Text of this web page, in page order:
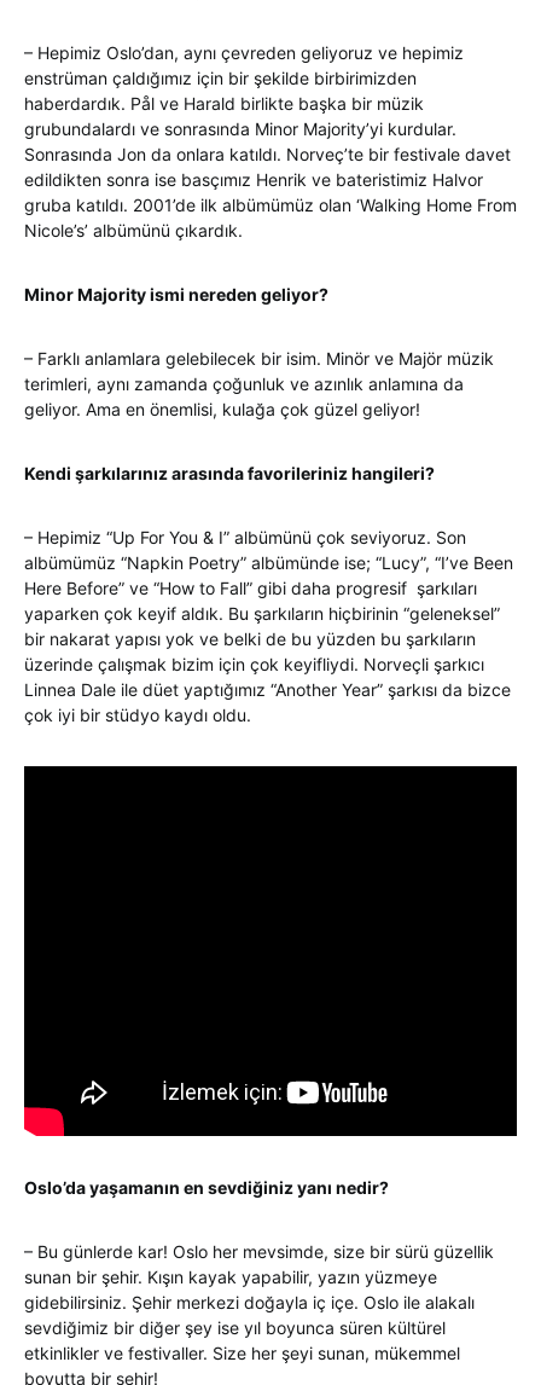
– Hepimiz Oslo’dan, aynı çevreden geliyoruz ve hepimiz
enstrüman çaldığımız için bir şekilde birbirimizden
haberdardık. Pål ve Harald birlikte başka bir müzik
grubundalardı ve sonrasında Minor Majority’yi kurdular.
Sonrasında Jon da onlara katıldı. Norveç’te bir festivale davet
edildikten sonra ise basçımız Henrik ve bateristimiz Halvor
gruba katıldı. 2001’de ilk albümümüz olan ‘Walking Home From
Nicole’s’ albümünü çıkardık.
Minor Majority ismi nereden geliyor?
– Farklı anlamlara gelebilecek bir isim. Minör ve Majör müzik
terimleri, aynı zamanda çoğunluk ve azınlık anlamına da
geliyor. Ama en önemlisi, kulağa çok güzel geliyor!
Kendi şarkılarınız arasında favorileriniz hangileri?
– Hepimiz “Up For You & I” albümünü çok seviyoruz. Son
albümümüz “Napkin Poetry” albümünde ise; “Lucy”, “I’ve Been
Here Before” ve “How to Fall” gibi daha progresif şarkıları
yaparken çok keyif aldık. Bu şarkıların hiçbirinin “geleneksel”
bir nakarat yapısı yok ve belki de bu yüzden bu şarkıların
üzerinde çalışmak bizim için çok keyifliydi. Norveçli şarkıcı
Linnea Dale ile düet yaptığımız “Another Year” şarkısı da bizce
çok iyi bir stüdyo kaydı oldu.
Oslo’da yaşamanın en sevdiğiniz yanı nedir?
– Bu günlerde kar! Oslo her mevsimde, size bir sürü güzellik
sunan bir şehir. Kışın kayak yapabilir, yazın yüzmeye
gidebilirsiniz. Şehir merkezi doğayla iç içe. Oslo ile alakalı
sevdiğimiz bir diğer şey ise yıl boyunca süren kültürel
etkinlikler ve festivaller. Size her şeyi sunan, mükemmel
boyutta bir şehir!